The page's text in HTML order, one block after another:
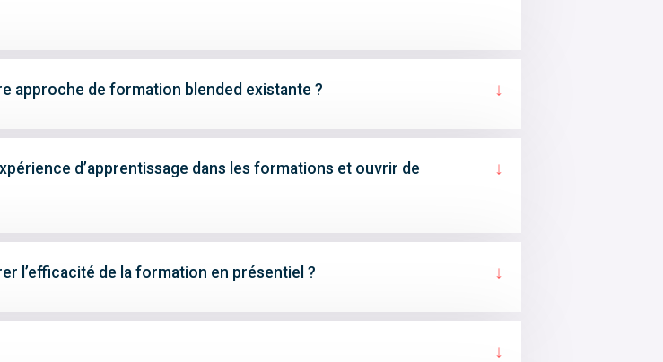
approche de formation blended existante ? ↓
d’apprentissage dans les formations et ouvrir de
↓
l’efficacité de la formation en présentiel ? ↓
↓